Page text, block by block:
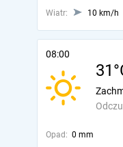
Wiatr: 10 km/h
08:00
Opad: 0 mm